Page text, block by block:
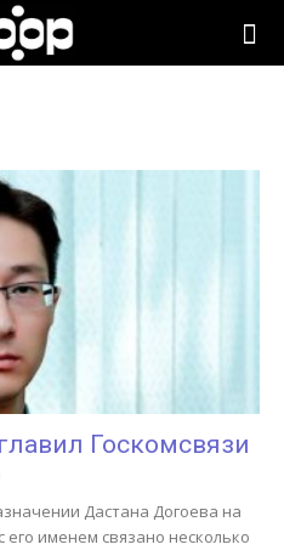
Госкомсвязи
Дастана Догоева на
его именем связано несколько